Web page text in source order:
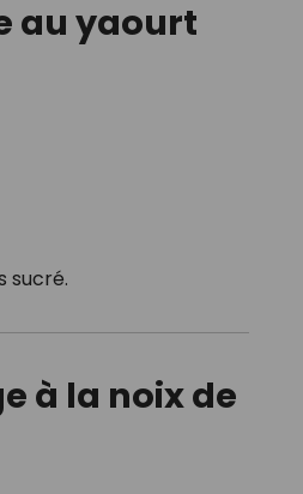
au yaourt
sucré.
à la noix de